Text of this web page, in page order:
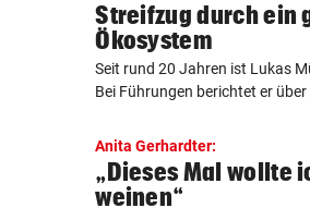
Streifzug durch ein
Ökosystem
Seit rund 20 Jahren ist Lukas
Bei Führungen berichtet er über
Anita Gerhardter:
„Dieses Mal wollte
weinen“